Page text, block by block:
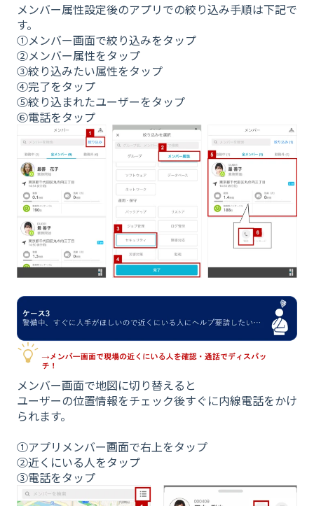
メンバー属性設定後のアプリでの絞り込み手順は下記で
す。
①メンバー画面で絞り込みをタップ
②メンバー属性をタップ
③絞り込みたい属性をタップ
④完了をタップ
⑤絞り込まれたユーザーをタップ
⑥電話をタップ
メンバー画面で地図に切り替えると
ユーザーの位置情報をチェック後すぐに内線電話をかけ
られます。
①アプリメンバー画面で右上をタップ
②近くにいる人をタップ
③電話をタップ